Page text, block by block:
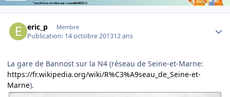
eric_p Membre
Publication: 14 octobre 201312 ans
La gare de Bannost sur la N4 (réseau de Seine-et-Marne:
https://fr.wikipedia.org/wiki/R%C3%A9seau_de_Seine-et-
Marne).